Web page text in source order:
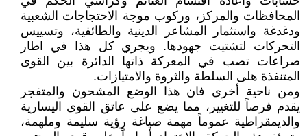
المحافظات والمركز، وركوب موجة الاحتجاجات الشعبية
ودغدغة واستثمار المشاعر الدينية والطائفية، وتسييس
التحركات لتشتيت جهودها. ويجري كل هذا في اطار
صراعات تصب في المعركة ذاتها الدائرة بين القوى
المتنفذة هلى السلطة والثروة والامتيازات.
ومن ناحية أخرى فان هذا الوضع المشحون والمتفجر
يقدم فرصاً للتغيير، مما يضع على عاتق القوى اليسارية
والديمقراطية عموماً مهمة صياغة رؤية سليمة وملهمة،